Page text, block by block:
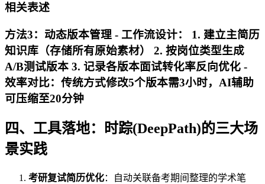
相关表述
方法3：动态版本管理 - 工作流设计： 1. 建立主简历
知识库（存储所有原始素材） 2. 按岗位类型生成
A/B测试版本 3. 记录各版本面试转化率反向优化 -
效率对比：传统方式修改5个版本需3小时，AI辅助
可压缩至20分钟
四、工具落地：时踪(DeepPath)的三大场
景实践
考研复试简历优化：自动关联备考期间整理的学术笔